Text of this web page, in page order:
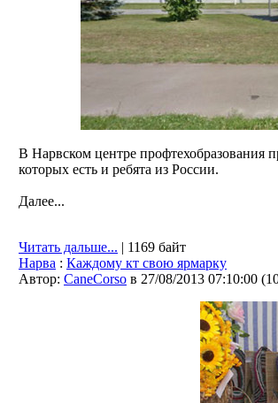
В Нарвском центре профтехобразования
которых есть и ребята из России.
Далее...
Читать дальше... | 1169 байт
Нарва : Каждому кт свою ярмарку
Автор: CaneCorso в 27/08/2013 07:10:00 (